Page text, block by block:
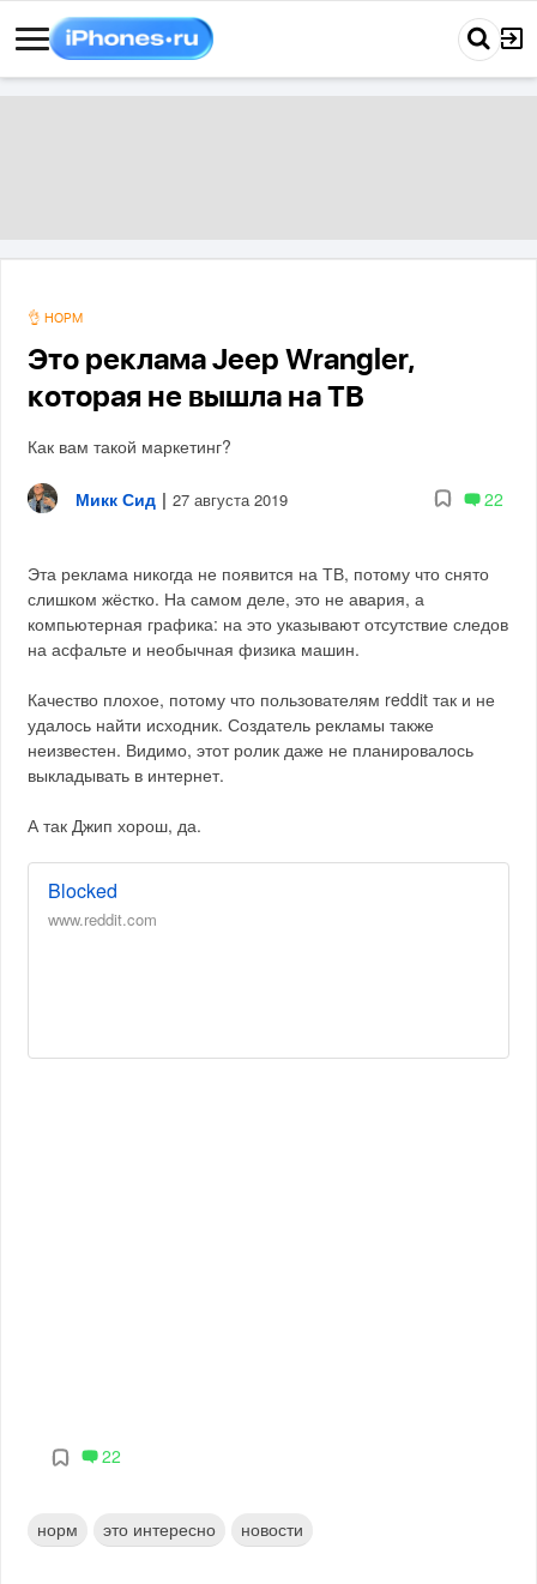
👌 НОРМ
Это реклама Jeep Wrangler,
которая не вышла на ТВ
Как вам такой маркетинг?
Микк Сид | 27 августа 2019 22
Эта реклама никогда не появится на ТВ, потому что снято
слишком жёстко. На самом деле, это не авария, а
компьютерная графика: на это указывают отсутствие следов
на асфальте и необычная физика машин.
Качество плохое, потому что пользователям reddit так и не
удалось найти исходник. Создатель рекламы также
неизвестен. Видимо, этот ролик даже не планировалось
выкладывать в интернет.
А так Джип хорош, да.
Blocked
www.reddit.com
22
норм это интересно новости